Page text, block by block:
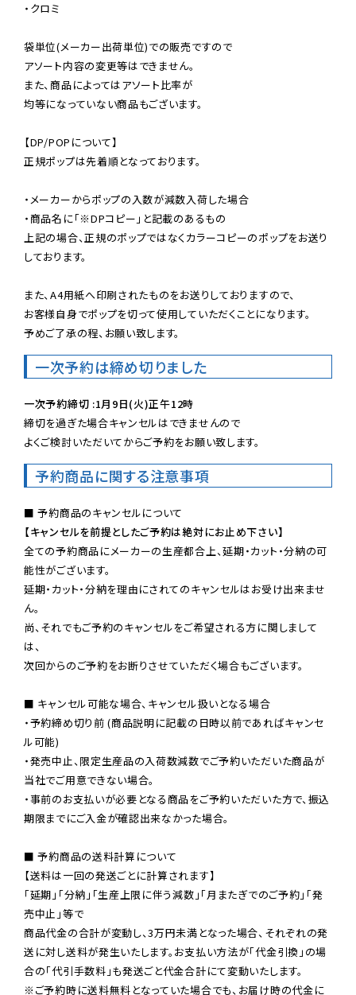
・クロミ
袋単位(メーカー出荷単位)での販売ですので
アソート内容の変更等はできません。
また、商品によってはアソート比率が
均等になっていない商品もございます。
【DP/POPについて】
正規ポップは先着順となっております。
・メーカーからポップの入数が減数入荷した場合
・商品名に「※DPコピー」と記載のあるもの
上記の場合、正規のポップではなくカラーコピーのポップをお送り
しております。
また、A4用紙へ印刷されたものをお送りしておりますので、
お客様自身でポップを切って使用していただくことになります。
予めご了承の程、お願い致します。
一次予約は締め切りました
一次予約締切 :1月9日(火)正午12時
締切を過ぎた場合キャンセルはできませんので
よくご検討いただいてからご予約をお願い致します。
予約商品に関する注意事項
【キャンセルを前提としたご予約は絶対にお止め下さい】
全ての予約商品にメーカーの生産都合上、延期・カット・分納の可
能性がございます。
延期・カット・分納を理由にされてのキャンセルはお受け出来ませ
ん。
尚、それでもご予約のキャンセルをご希望される方に関しまして
は、
次回からのご予約をお断りさせていただく場合もございます。
■ キャンセル可能な場合、キャンセル扱いとなる場合
・予約締め切り前 (商品説明に記載の日時以前であればキャンセ
ル可能)
・発売中止、限定生産品の入荷数減数でご予約いただいた商品が
当社でご用意できない場合。
・事前のお支払いが必要となる商品をご予約いただいた方で、振込
期限までにご入金が確認出来なかった場合。
■ 予約商品の送料計算について
【送料は一回の発送ごとに計算されます】
「延期」「分納」「生産上限に伴う減数」「月またぎでのご予約」「発
売中止」等で
商品代金の合計が変動し、3万円未満となった場合、それぞれの発
送に対し送料が発生いたします。お支払い方法が「代金引換」の場
※ご予約時に送料無料となっていた場合でも、お届け時の代金に